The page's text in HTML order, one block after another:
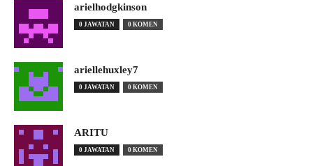
arielhodgkinson
0 JAWATAN 0 KOMEN
ariellehuxley7
0 JAWATAN 0 KOMEN
ARITU
0 JAWATAN 0 KOMEN